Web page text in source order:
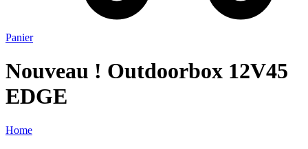
Panier
Nouveau ! Outdoorbox 12V45
EDGE
Home